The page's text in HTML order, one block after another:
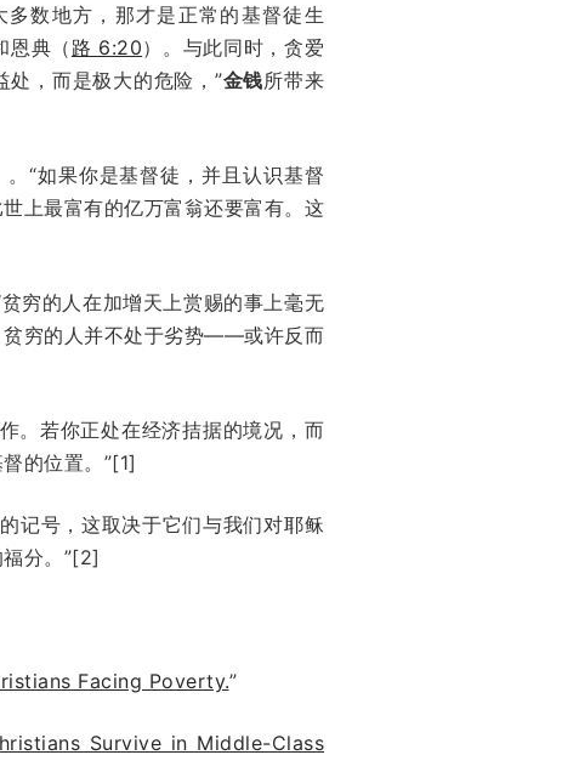
数地方，那才是正常的基督徒生
恩典（路 6:20）。与此同时，贪爱
处，而是极大的危险，”金钱所带来
。“如果你是基督徒，并且认识基督
上最富有的亿万富翁还要富有。这
贫穷的人在加增天上赏赐的事上毫无
贫穷的人并不处于劣势——或许反而
。若你正处在经济拮据的境况，而
的位置。”[1]
记号，这取决于它们与我们对耶稣
分。”[2]
Facing Poverty.”
Survive in Middle-Class